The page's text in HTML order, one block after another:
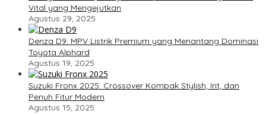
Vital yang Mengejutkan
Agustus 29, 2025
Denza D9: MPV Listrik Premium yang Menantang Dominasi
Toyota Alphard
Agustus 19, 2025
Suzuki Fronx 2025: Crossover Kompak Stylish, Irit, dan
Penuh Fitur Modern
Agustus 15, 2025